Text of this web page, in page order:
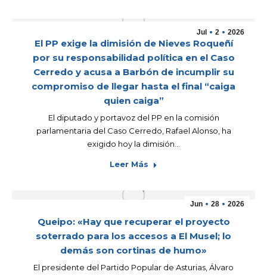
Jul 2 2026
El PP exige la dimisión de Nieves Roqueñí
por su responsabilidad política en el Caso
Cerredo y acusa a Barbón de incumplir su
compromiso de llegar hasta el final “caiga
quien caiga”
El diputado y portavoz del PP en la comisión
parlamentaria del Caso Cerredo, Rafael Alonso, ha
exigido hoy la dimisión…
Leer Más
Jun 28 2026
Queipo: «Hay que recuperar el proyecto
soterrado para los accesos a El Musel; lo
demás son cortinas de humo»
El presidente del Partido Popular de Asturias, Álvaro